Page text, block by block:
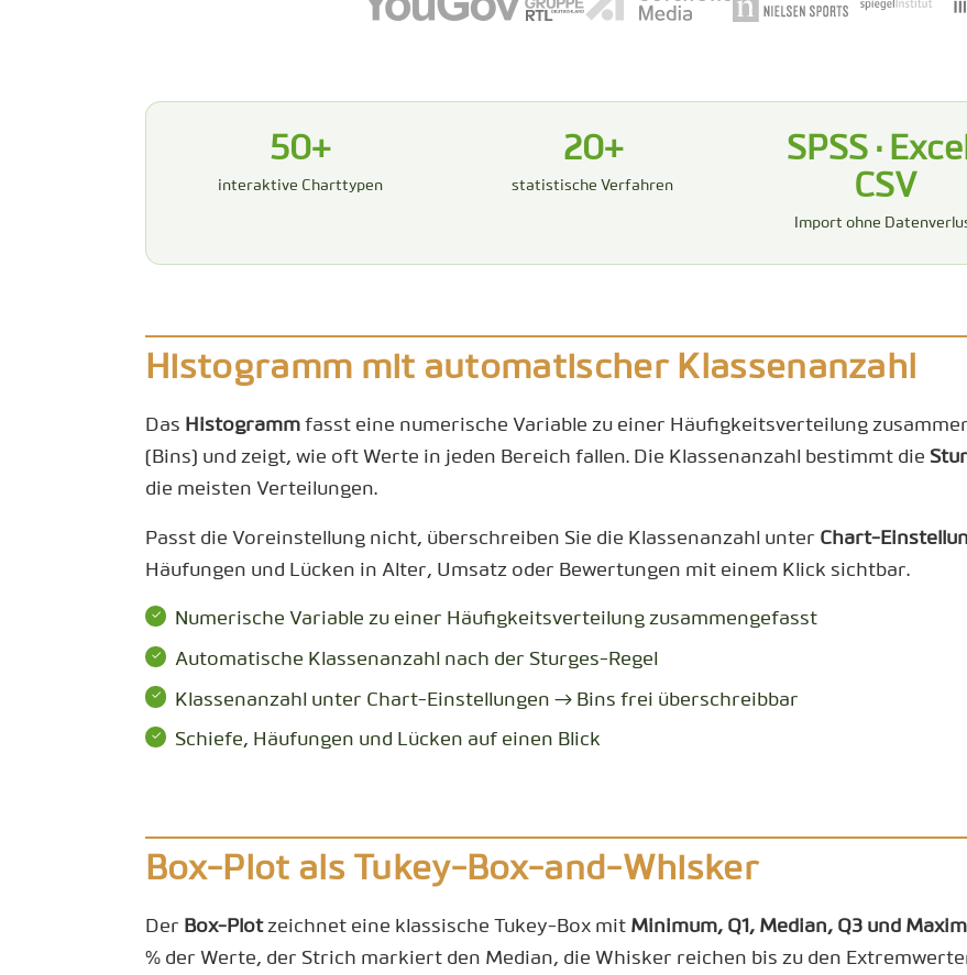
50+
interaktive Charttypen
20+
statistische Verfahren
SPSS ·
CSV
Import ohne
Histogramm mit automatischer Klassenanzahl
Das Histogramm fasst eine numerische Variable zu einer Häufigkeitsverteilung
(Bins) und zeigt, wie oft Werte in jeden Bereich fallen. Die Klassenanzahl bestimmt die
die meisten Verteilungen.
Passt die Voreinstellung nicht, überschreiben Sie die Klassenanzahl unter Chart-
Häufungen und Lücken in Alter, Umsatz oder Bewertungen mit einem Klick sichtbar.
Numerische Variable zu einer Häufigkeitsverteilung zusammengefasst
Automatische Klassenanzahl nach der Sturges-Regel
Klassenanzahl unter Chart-Einstellungen → Bins frei überschreibbar
Schiefe, Häufungen und Lücken auf einen Blick
Box-Plot als Tukey-Box-and-Whisker
Der Box-Plotzeichnet eine klassische Tukey-Box mit Minimum, Q1, Median, Q3 und
% der Werte, der Strich markiert den Median, die Whisker reichen bis zu den